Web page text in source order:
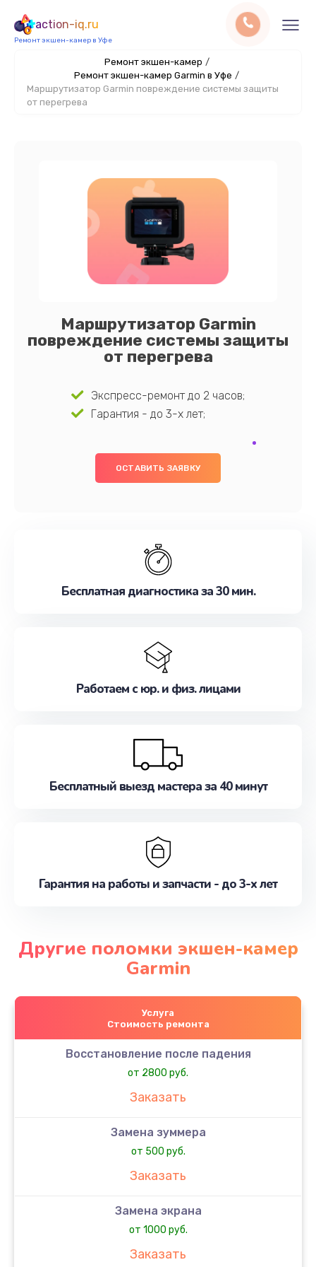
action-iq.ru
Ремонт экшен-камер в Уфе
Ремонт экшен-камер /
Ремонт экшен-камер Garmin в Уфе /
Маршрутизатор Garmin повреждение системы защиты
от перегрева
Маршрутизатор Garmin
повреждение системы защиты
от перегрева
Экспресс-ремонт до 2 часов;
Гарантия - до 3-х лет;
ОСТАВИТЬ ЗАЯВКУ
Бесплатная диагностика за 30 мин.
Работаем с юр. и физ. лицами
Бесплатный выезд мастера за 40 минут
Гарантия на работы и запчасти - до 3-х лет
Другие поломки экшен-камер
Garmin
Услуга
Стоимость ремонта
Восстановление после падения
от 2800 руб.
Заказать
Замена зуммера
от 500 руб.
Заказать
Замена экрана
от 1000 руб.
Заказать